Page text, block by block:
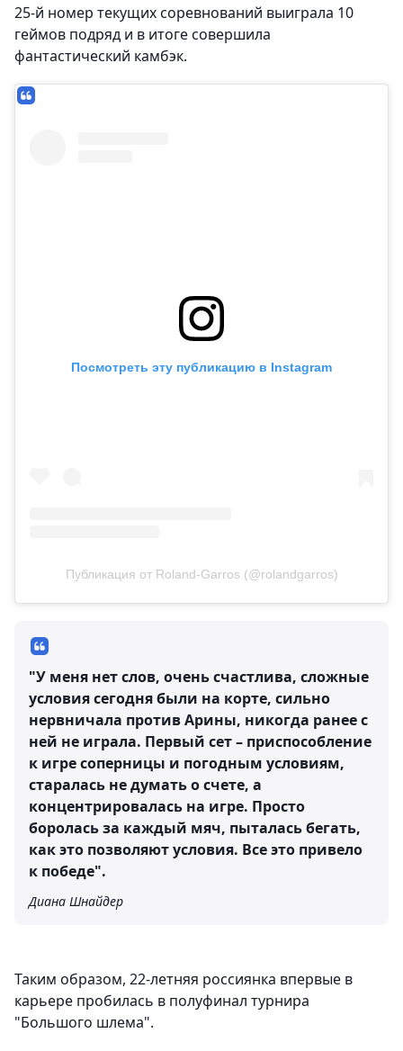
25-й номер текущих соревнований выиграла 10
геймов подряд и в итоге совершила
фантастический камбэк.
Посмотреть эту публикацию в Instagram
Публикация от Roland-Garros (@rolandgarros)
"У меня нет слов, очень счастлива, сложные
условия сегодня были на корте, сильно
нервничала против Арины, никогда ранее с
ней не играла. Первый сет – приспособление
к игре соперницы и погодным условиям,
старалась не думать о счете, а
концентрировалась на игре. Просто
боролась за каждый мяч, пыталась бегать,
как это позволяют условия. Все это привело
к победе".
Диана Шнайдер
Таким образом, 22-летняя россиянка впервые в
карьере пробилась в полуфинал турнира
"Большого шлема".